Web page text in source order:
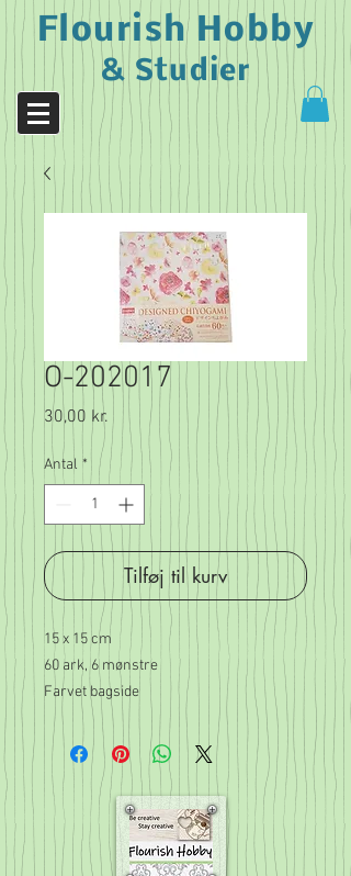
Flourish Hobby
& Studier
O-202017
30,00 kr. Pris
Antal *
Tilføj til kurv
15 x 15 cm
60 ark, 6 mønstre
Farvet bagside